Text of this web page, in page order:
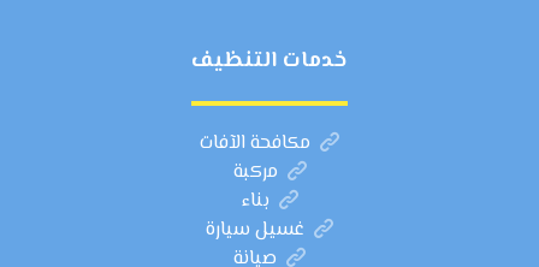
خدمات التنظيف
مكافحة الآفات
مركبة
بناء
غسيل سيارة
صيانة